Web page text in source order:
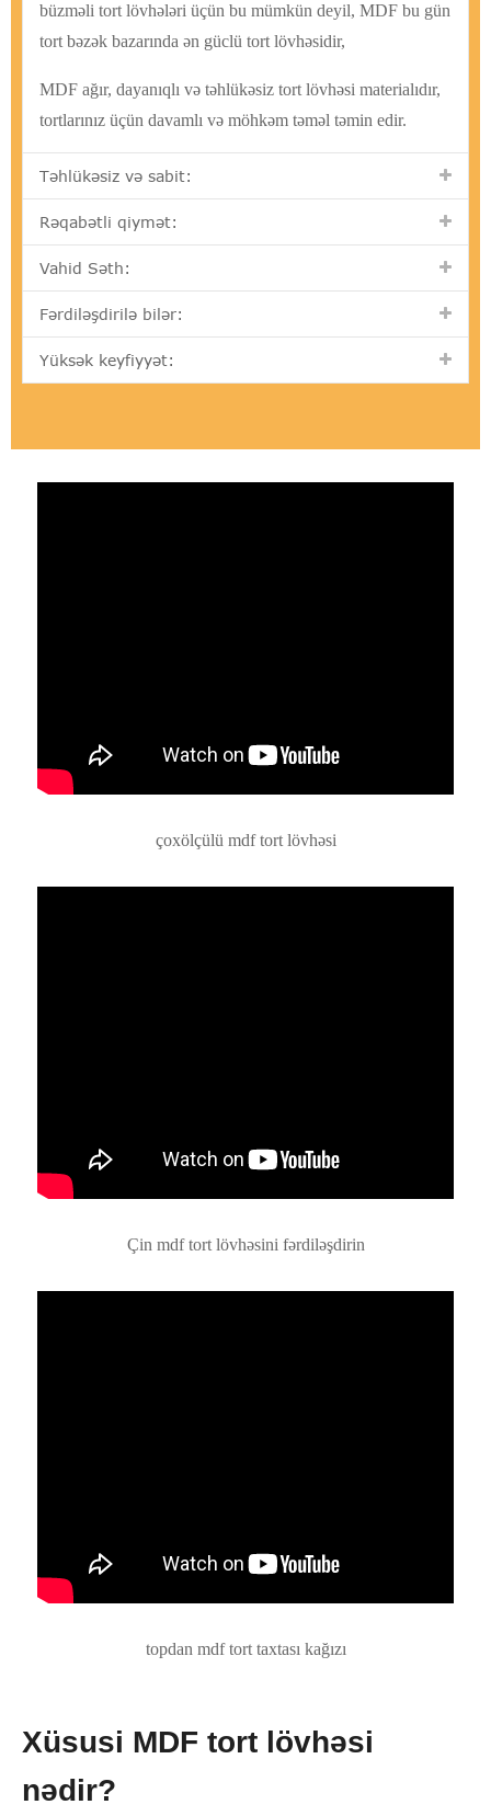
büzməli tort lövhələri üçün bu mümkün deyil, MDF bu gün
tort bəzək bazarında ən güclü tort lövhəsidir,
MDF ağır, dayanıqlı və təhlükəsiz tort lövhəsi materialıdır,
tortlarınız üçün davamlı və möhkəm təməl təmin edir.
Təhlükəsiz və sabit:
Rəqabətli qiymət:
Vahid Səth:
Fərdiləşdirilə bilər:
Yüksək keyfiyyət:
çoxölçülü mdf tort lövhəsi
Çin mdf tort lövhəsini fərdiləşdirin
topdan mdf tort taxtası kağızı
Xüsusi MDF tort lövhəsi
nədir?